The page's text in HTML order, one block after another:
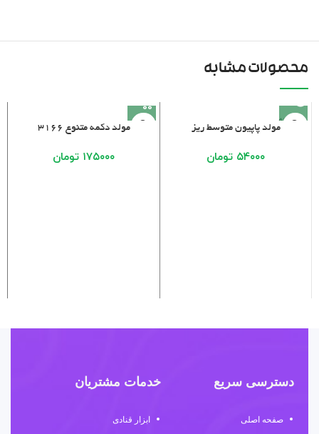
محصولات مشابه
فروخته
مولد پاپیون متوسط ریز
۵۴۰۰۰ تومان
مولد دکمه متنوع 3166
۱۷۵۰۰۰ تومان
دسترسی سریع
صفحه اصلی
خدمات مشتریان
ابزار قنادی